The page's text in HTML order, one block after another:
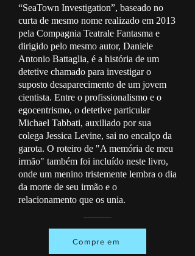
“SeaTown Investigation”, baseado no
curta de mesmo nome realizado em 2013
pela Compagnia Teatrale Fantasma e
dirigido pelo mesmo autor, Daniele
Antonio Battaglia, é a história de um
detetive chamado para investigar o
suposto desaparecimento de um jovem
cientista. Entre o profissionalismo e o
egocentrismo, o detetive particular
Michael Tabbati, auxiliado por sua
colega Jessica Levine, sai no encalço da
garota. O roteiro de "A memória de meu
irmão" também foi incluído neste livro,
onde um menino tristemente lembra o dia
da morte de seu irmão e o
relacionamento que os unia.
Compre em